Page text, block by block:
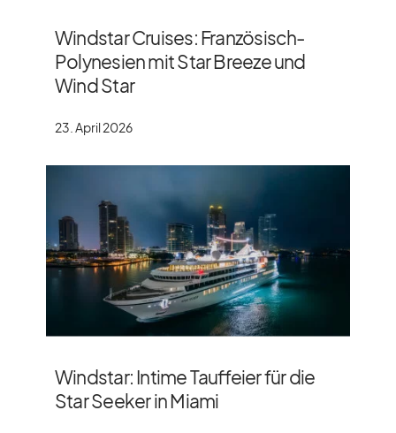
Windstar Cruises: Französisch-
Polynesien mit Star Breeze und
Wind Star
23. April 2026
Windstar: Intime Tauffeier für die
Star Seeker in Miami